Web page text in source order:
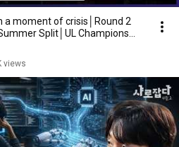
a moment of crisis│Round 2
Split│UL Champions
views